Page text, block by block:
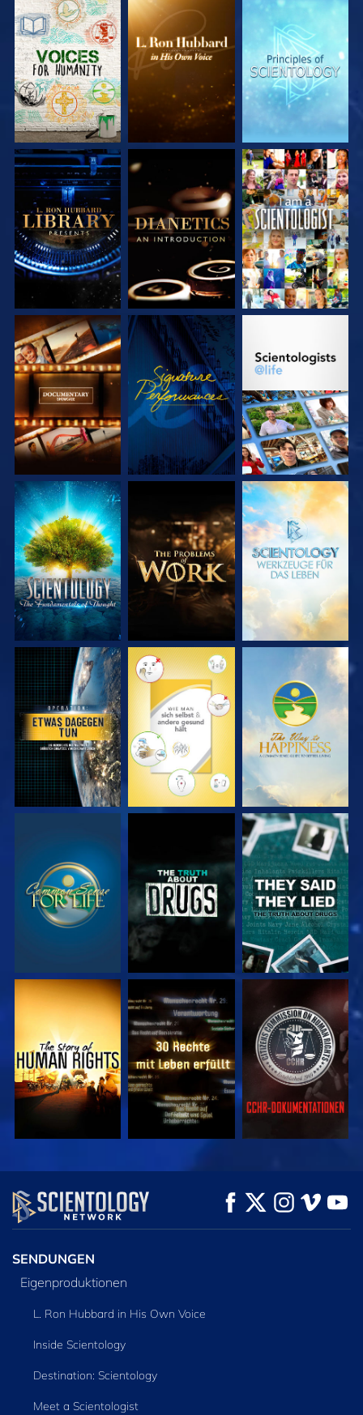
SERIE
ENTDECKEN
SERIE
ENTDECKEN
SERIE
ENTDECKEN
SERIE
ENTDECKEN
ENTDECKEN
ANSEHEN
SERIE
ENTDECKEN
ANSEHEN
SERIE
SERIE
ENTDECKEN
SERIE
ENTDECKEN
SERIE
ENTDECKEN
ANSEHEN ANSEHEN ANSEHEN
ANSEHEN ANSEHEN ANSEHEN
ANSEHEN ANSEHEN ANSEHEN
ANSEHEN
SERIE
ENTDECKEN
SENDUNGEN
Eigenproduktionen
L. Ron Hubbard in His Own Voice
Inside Scientology
Destination: Scientology
Meet a Scientologist